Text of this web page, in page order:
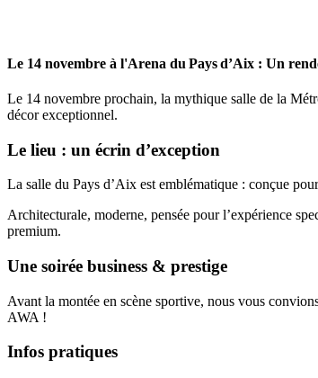
Le 14 novembre à l'Arena du Pays d’Aix : Un
Le 14 novembre prochain, la mythique salle de la
décor exceptionnel.
Le lieu : un écrin d’exception
La salle du Pays d’Aix est emblématique : conçue
Architecturale, moderne, pensée pour l’expérience
premium.
Une soirée business & prestige
Avant la montée en scène sportive, nous vous
AWA !
Infos pratiques